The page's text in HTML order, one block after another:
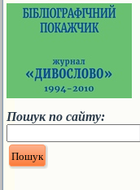
Пошук по сайту: